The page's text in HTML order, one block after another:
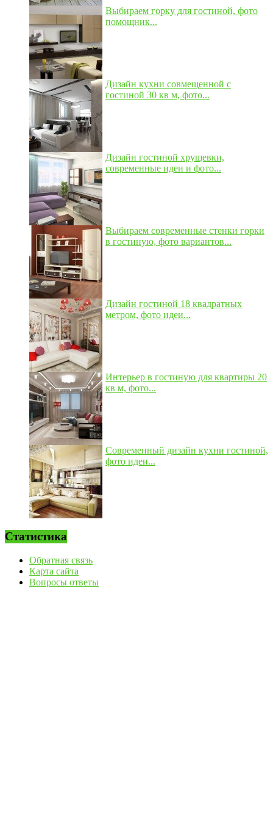
Выбираем горку для гостиной, фото
помощник...
Дизайн кухни совмещенной с
гостиной 30 кв м, фото...
Дизайн гостиной хрущевки,
современные идеи и фото...
Выбираем современные стенки горки
в гостиную, фото вариантов...
Дизайн гостиной 18 квадратных
метром, фото идеи...
Интерьер в гостиную для квартиры 20
кв м, фото...
Современный дизайн кухни гостиной,
фото идеи...
Статистика
Обратная связь
Карта сайта
Вопросы ответы